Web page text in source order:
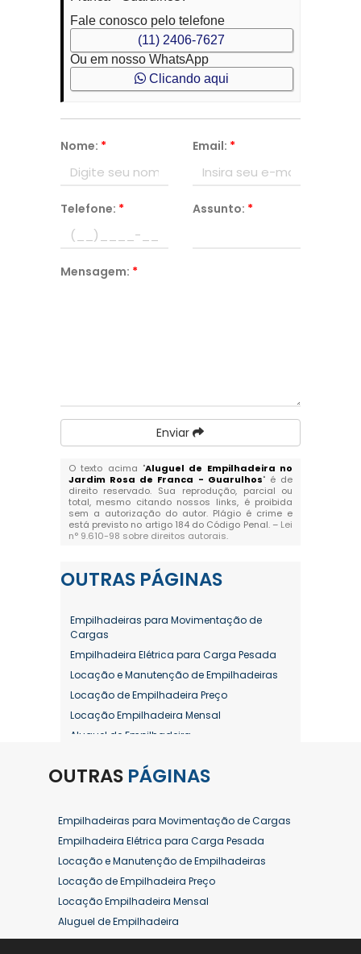
Fale conosco pelo telefone
(11) 2406-7627
Ou em nosso WhatsApp
Clicando aqui
Nome: * Email: *
Telefone: * Assunto: *
Mensagem: *
Enviar
O texto acima "Aluguel de Empilhadeira no
Jardim Rosa de Franca - Guarulhos" é de
direito reservado. Sua reprodução, parcial ou
total, mesmo citando nossos links, é proibida
sem a autorização do autor. Plágio é crime e
está previsto no artigo 184 do Código Penal. – Lei
n° 9.610-98 sobre direitos autorais.
OUTRAS PÁGINAS
Empilhadeiras para Movimentação de
Cargas
Empilhadeira Elétrica para Carga Pesada
Locação e Manutenção de Empilhadeiras
Locação de Empilhadeira Preço
Locação Empilhadeira Mensal
Aluguel de Empilhadeira
Aluguel de Empilhadeira Diária Valor
Aluguel de Empilhadeira Elétrica Preço
Aluguel de Empilhadeira Mensal
Aluguel de Empilhadeira Preço
Aluguel de Empilhadeira Valor
Aluguel de Empilhadeiras Eletricas
Conserto de Empilhadeira
Contrato de Locação de Empilhadeira
OUTRAS PÁGINAS
Empilhadeiras para Movimentação de Cargas
Empilhadeira Elétrica para Carga Pesada
Locação e Manutenção de Empilhadeiras
Locação de Empilhadeira Preço
Locação Empilhadeira Mensal
Aluguel de Empilhadeira
Aluguel de Empilhadeira a Combustão